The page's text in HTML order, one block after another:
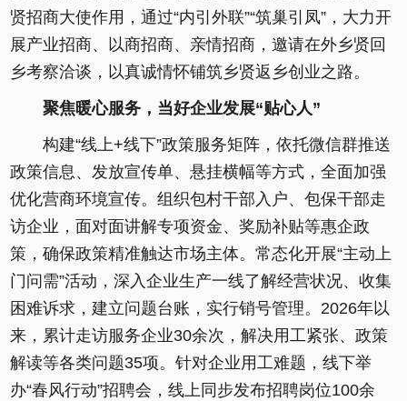
贤招商大使作用，通过“内引外联”“筑巢引凤”，大力开
展产业招商、以商招商、亲情招商，邀请在外乡贤回
乡考察洽谈，以真诚情怀铺筑乡贤返乡创业之路。
聚焦暖心服务，当好企业发展“贴心人”
构建“线上+线下”政策服务矩阵，依托微信群推送
政策信息、发放宣传单、悬挂横幅等方式，全面加强
优化营商环境宣传。组织包村干部入户、包保干部走
访企业，面对面讲解专项资金、奖励补贴等惠企政
策，确保政策精准触达市场主体。常态化开展“主动上
门问需”活动，深入企业生产一线了解经营状况、收集
困难诉求，建立问题台账，实行销号管理。2026年以
来，累计走访服务企业30余次，解决用工紧张、政策
解读等各类问题35项。针对企业用工难题，线下举
办“春风行动”招聘会，线上同步发布招聘岗位100余